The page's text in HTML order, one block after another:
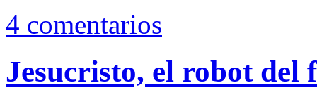
4 comentarios
Jesucristo, el robot del